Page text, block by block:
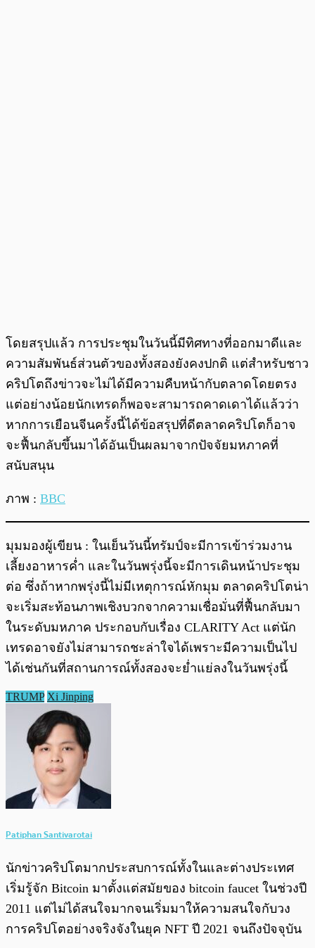
โดยสรุปแล้ว การประชุมในวันนี้มีทิศทางที่ออกมาดีและ
ความสัมพันธ์ส่วนตัวของทั้งสองยังคงปกติ แต่สำหรับชาว
คริปโตถึงข่าวจะไม่ได้มีความคืบหน้ากับตลาดโดยตรง
แต่อย่างน้อยนักเทรดก็พอจะสามารถคาดเดาได้แล้วว่า
หากการเยือนจีนครั้งนี้ได้ข้อสรุปที่ดีตลาดคริปโตก็อาจ
จะฟื้นกลับขึ้นมาได้อันเป็นผลมาจากปัจจัยมหภาคที่
สนับสนุน
ภาพ : BBC
มุมมองผู้เขียน : ในเย็นวันนี้ทรัมป์จะมีการเข้าร่วมงาน
เลี้ยงอาหารค่ำ และในวันพรุ่งนี้จะมีการเดินหน้าประชุม
ต่อ ซึ่งถ้าหากพรุ่งนี้ไม่มีเหตุการณ์หักมุม ตลาดคริปโตน่า
จะเริ่มสะท้อนภาพเชิงบวกจากความเชื่อมั่นที่ฟื้นกลับมา
ในระดับมหภาค ประกอบกับเรื่อง CLARITY Act แต่นัก
เทรดอาจยังไม่สามารถชะล่าใจได้เพราะมีความเป็นไป
ได้เช่นกันที่สถานการณ์ทั้งสองจะย่ำแย่ลงในวันพรุ่งนี้
TRUMP Xi Jinping
Patiphan Santivarotai
นักข่าวคริปโตมากประสบการณ์ทั้งในและต่างประเทศ
เริ่มรู้จัก Bitcoin มาตั้งแต่สมัยของ bitcoin faucet ในช่วงปี
2011 แต่ไม่ได้สนใจมากจนเริ่มมาให้ความสนใจกับวง
การคริปโตอย่างจริงจังในยุค NFT ปี 2021 จนถึงปัจจุบัน